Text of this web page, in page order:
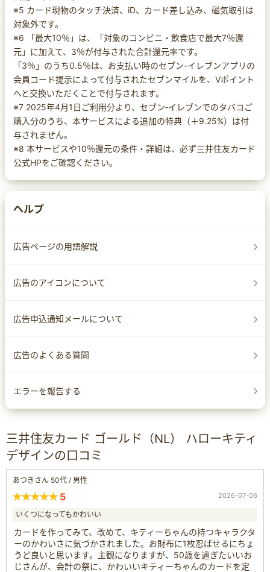
※5 カード現物のタッチ決済、iD、カード差し込み、磁気取引は
対象外です。
※6 「最大10％」は、「対象のコンビニ・飲食店で最大7％還
元」に加えて、3％が付与された合計還元率です。
「3％」のうち0.5％は、お支払い時のセブン-イレブンアプリの
会員コード提示によって付与されたセブンマイルを、Vポイント
へと交換いただくことで付与されます。
※7 2025年4月1日ご利用分より、セブン‐イレブンでのタバコご
購入分のうち、本サービスによる追加の特典（＋9.25%）は付
与されません。
※8 本サービスや10％還元の条件・詳細は、必ず三井住友カード
公式HPをご確認ください。
ヘルプ
広告ページの用語解説
広告のアイコンについて
広告申込通知メールについて
広告のよくある質問
エラーを報告する
三井住友カード ゴールド（NL） ハローキティ
デザインの口コミ
あつきさん 50代 / 男性
5 2026-07-06
いくつになってもかわいい
カードを作ってみて、改めて、キティーちゃんの持つキャラクタ
ーのかわいさに気づかされました。お財布に1枚忍ばせるにちょ
うど良いと思います。主観になりますが、50歳を過ぎたいいお
じさんが、会計の祭に、かわいいキティーちゃんのカードを定